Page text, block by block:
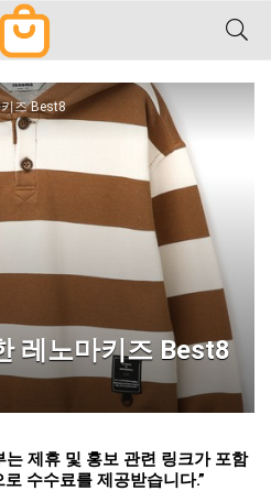
즈 Best8
레노마키즈 Best8
제휴 및 홍보 관련 링크가 포함
수수료를 제공받습니다.”